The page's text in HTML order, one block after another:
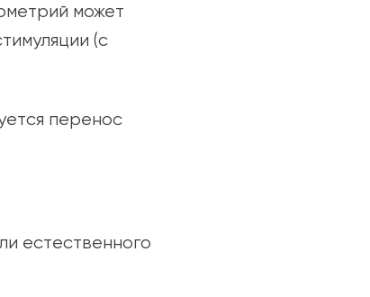
может
(с
перенос
естественного